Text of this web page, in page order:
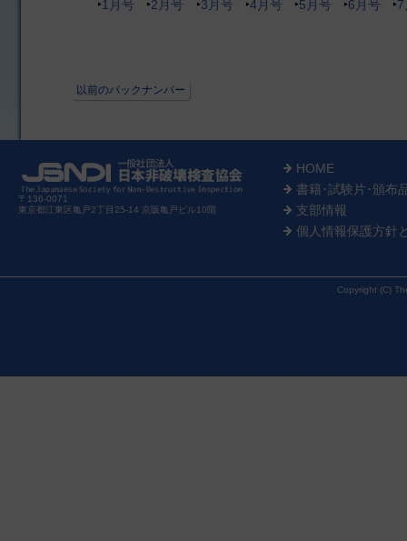
1月号 2月号 3月号 4月号 5月号 6月号
以前のバックナンバー
〒136-0071
東京都江東区亀戸2丁目25-14 京阪亀戸ビル10階
HOME
書籍･試験片･頒布
支部情報
個人情報保護方針
Copyright (C)